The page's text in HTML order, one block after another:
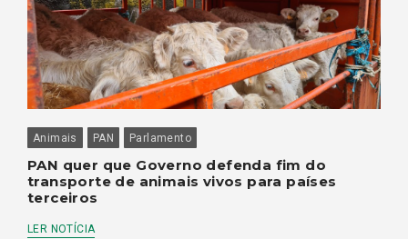
Animais PAN Parlamento
PAN quer que Governo defenda fim do
transporte de animais vivos para países
terceiros
LER NOTÍCIA